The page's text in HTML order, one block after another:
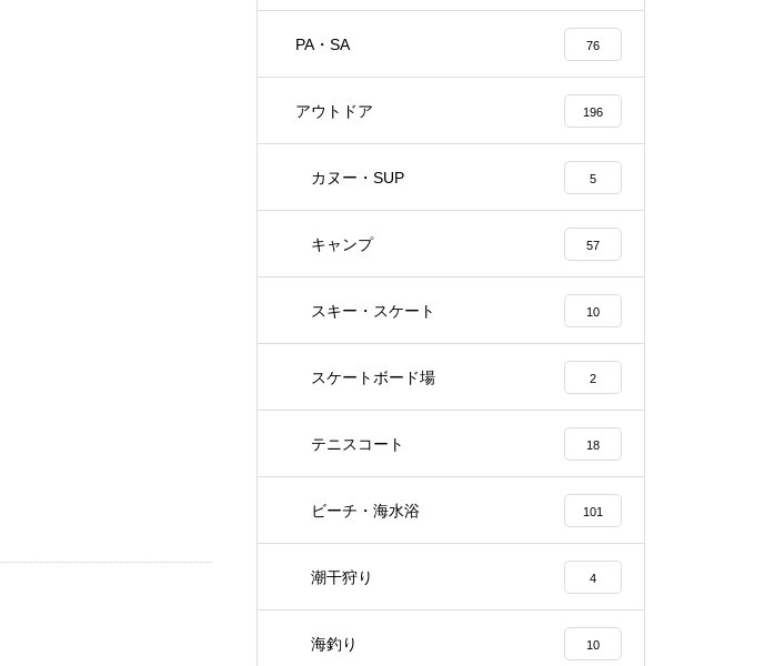
PA・SA 76
アウトドア 196
カヌー・SUP 5
キャンプ 57
スキー・スケート 10
スケートボード場 2
テニスコート 18
ビーチ・海水浴 101
潮干狩り 4
海釣り 10